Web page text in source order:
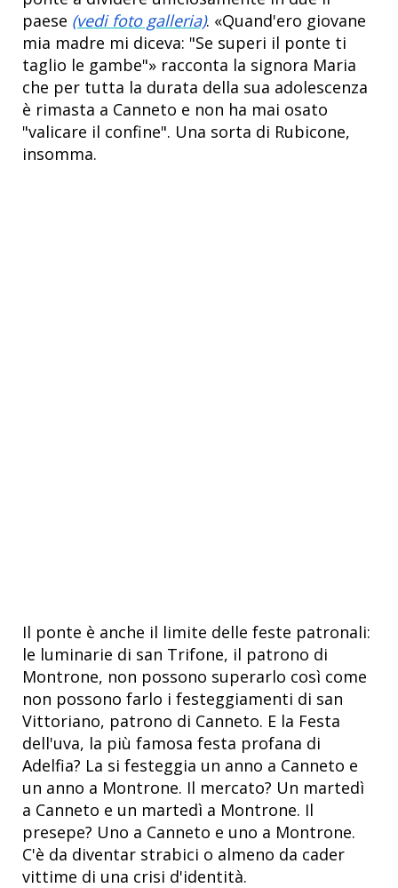
paese (vedi foto galleria). «Quand'ero giovane
mia madre mi diceva: "Se superi il ponte ti
taglio le gambe"» racconta la signora Maria
che per tutta la durata della sua adolescenza
è rimasta a Canneto e non ha mai osato
"valicare il confine". Una sorta di Rubicone,
insomma.
Il ponte è anche il limite delle feste patronali:
le luminarie di san Trifone, il patrono di
Montrone, non possono superarlo così come
non possono farlo i festeggiamenti di san
Vittoriano, patrono di Canneto. E la Festa
dell'uva, la più famosa festa profana di
Adelfia? La si festeggia un anno a Canneto e
un anno a Montrone. Il mercato? Un martedì
a Canneto e un martedì a Montrone. Il
presepe? Uno a Canneto e uno a Montrone.
C'è da diventar strabici o almeno da cader
vittime di una crisi d'identità.